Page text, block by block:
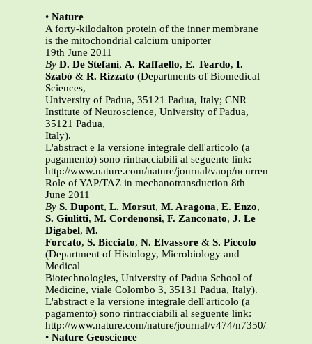
• Nature
A forty-kilodalton protein of the inner membrane
is the mitochondrial calcium uniporter
19th June 2011
By D. De Stefani, A. Raffaello, E. Teardo, I.
Szabò & R. Rizzato (Departments of Biomedical
Sciences,
University of Padua, 35121 Padua, Italy; CNR
Institute of Neuroscience, University of Padua,
35121 Padua,
Italy).
L'abstract e la versione integrale dell'articolo (a
pagamento) sono rintracciabili al seguente link:
http://www.nature.com/nature/journal/vaop/ncurrent/full/
Role of YAP/TAZ in mechanotransduction 8th
June 2011
By S. Dupont, L. Morsut, M. Aragona, E. Enzo,
S. Giulitti, M. Cordenonsi, F. Zanconato, J. Le
Digabel, M.
Forcato, S. Bicciato, N. Elvassore & S. Piccolo
(Department of Histology, Microbiology and
Medical
Biotechnologies, University of Padua School of
Medicine, viale Colombo 3, 35131 Padua, Italy).
L'abstract e la versione integrale dell'articolo (a
pagamento) sono rintracciabili al seguente link:
http://www.nature.com/nature/journal/v474/n7350/full/
• Nature Geoscience